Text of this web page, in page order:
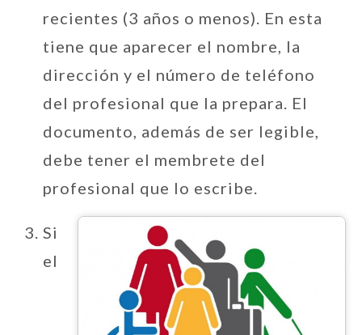
recientes (3 años o menos). En esta
tiene que aparecer el nombre, la
dirección y el número de teléfono
del profesional que la prepara. El
documento, además de ser legible,
debe tener el membrete del
profesional que lo escribe.
Si
el